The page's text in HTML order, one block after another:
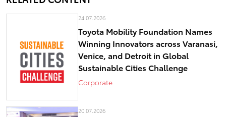
24.07.2026
Toyota Mobility Foundation Names
Winning Innovators across Varanasi,
Venice, and Detroit in Global
Sustainable Cities Challenge
Corporate
20.07.2026